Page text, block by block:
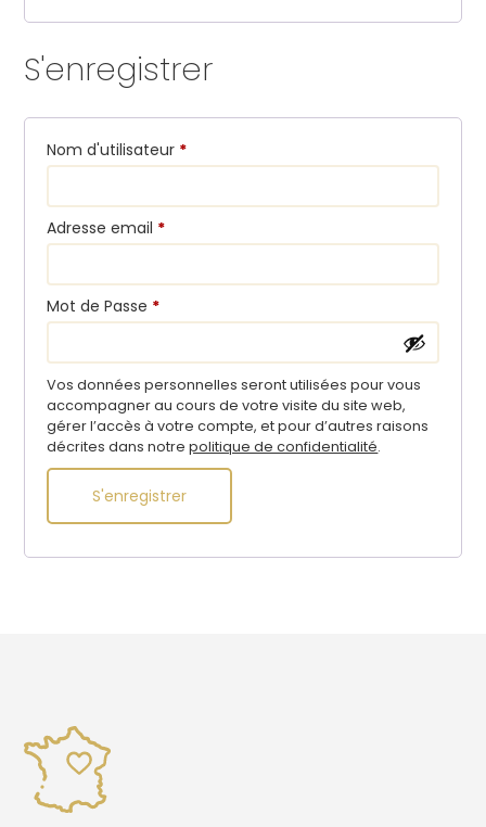
S'enregistrer
Nom d'utilisateur *Obligatoire
Adresse email *Obligatoire
Mot de Passe *Obligatoire
Vos données personnelles seront utilisées pour vous
accompagner au cours de votre visite du site web,
gérer l’accès à votre compte, et pour d’autres raisons
décrites dans notrepolitique de confidentialité.
S'enregistrer